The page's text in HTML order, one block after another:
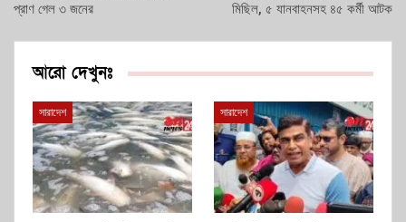
প্রাণ গেল ৩ জনের
মিছিল, ৫ যানবাহনসহ ৪৫ কর্মী আটক
আরো দেখুনঃ
সারাদেশ সারাদেশ